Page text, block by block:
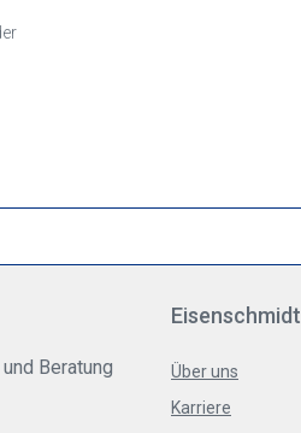
Beratung
Eisenschmidt
Über uns
Karriere